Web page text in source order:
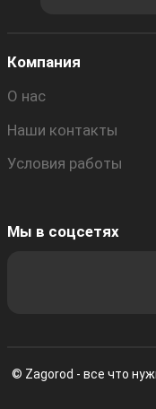
Компания
О нас
Наши контакты
Условия работы
Мы в соцсетях
© Zagorod - все что